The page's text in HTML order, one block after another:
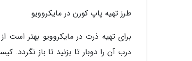
طرز تهیه پاپ کورن در مایکروویو
برای تهیه ذرت در مایکروویو بهتر